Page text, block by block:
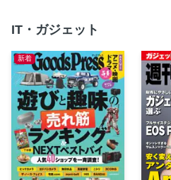
IT・ガジェット
新着